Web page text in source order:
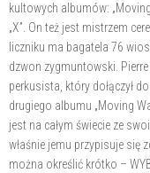
kultowych albumów:
„X”. On też jest mistrzem
liczniku ma bagatela 76
dzwon zygmuntowski.
perkusista, który dołączył
drugiego albumu „Moving
jest na całym świecie ze
właśnie jemu przypisuje się
można określić krótko –